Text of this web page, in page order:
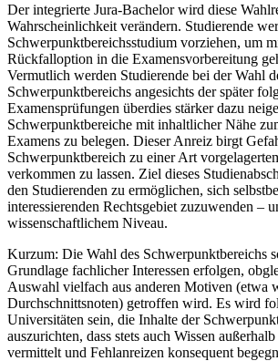
Der integrierte Jura-Bachelor wird diese
Wahrscheinlichkeit verändern. Studierende
Schwerpunktbereichsstudium vorziehen, um
Rückfalloption in die Examensvorbereitung
Vermutlich werden Studierende bei der Wahl
Schwerpunktbereichs angesichts der später
Examensprüfungen überdies stärker dazu
Schwerpunktbereiche mit inhaltlicher Nähe
Examens zu belegen. Dieser Anreiz birgt
Schwerpunktbereich zu einer Art
verkommen zu lassen. Ziel dieses
den Studierenden zu ermöglichen, sich
interessierenden Rechtsgebiet zuzuwenden –
wissenschaftlichem Niveau.
Kurzum: Die Wahl des Schwerpunktbereichs
Grundlage fachlicher Interessen erfolgen,
Auswahl vielfach aus anderen Motiven (etwa
Durchschnittsnoten) getroffen wird. Es wird
Universitäten sein, die Inhalte der
auszurichten, dass stets auch Wissen
vermittelt und Fehlanreizen konsequent